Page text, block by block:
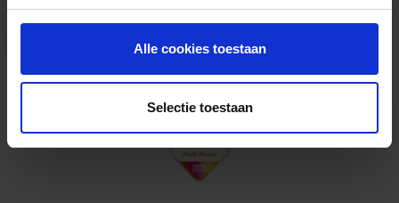
Alle cookies toestaan
Selectie toestaan